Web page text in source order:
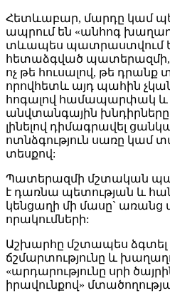
Հետևաբար, մարդը կամ
ապրում են «անհոգ
տևապես պատրաստվում
հետաձգված պատերազմի,
ոչ թե հուսալով, թե դրանք
որովհետև այդ պահին չկան,
հոգալով համապարփակ և
անվտանգային
լինելով դիմագրավել
ոտնձգություն սառը կամ
տեսքով:
Պատերազմի մշտական
է դառնա պետության և
կենցաղի մի մասը`
որակումների:
Աշխարհը մշտապես ձգտել
ճշմարտությունը և
«արդարությունը սրի
իրավունքով»